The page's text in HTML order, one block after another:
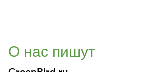
О нас пишут